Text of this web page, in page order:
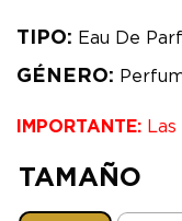
TIPO: Eau De
GÉNERO:
IMPORTANTE: Las
TAMAÑO